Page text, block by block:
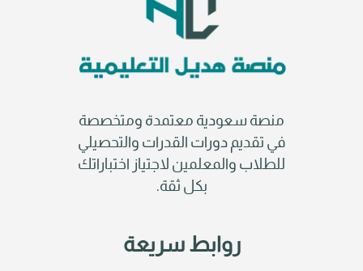
منصة سعودية معتمدة ومتخصصة
في تقديم دورات القدرات والتحصيلي
للطلاب والمعلمين لاجتياز اختباراتك
بكل ثقة.
روابط سريعة